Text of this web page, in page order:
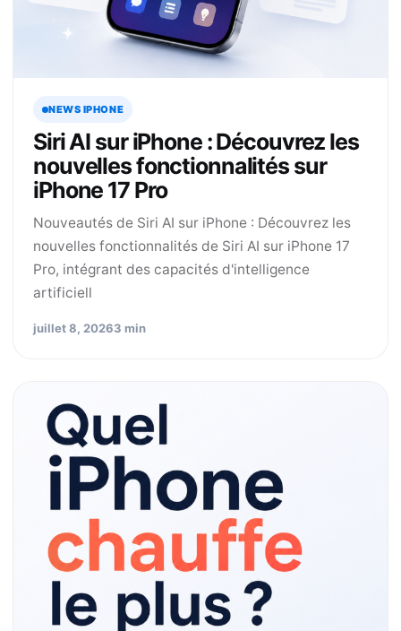
NEWS IPHONE
Siri AI sur iPhone : Découvrez les
nouvelles fonctionnalités sur
iPhone 17 Pro
Nouveautés de Siri AI sur iPhone : Découvrez les
nouvelles fonctionnalités de Siri AI sur iPhone 17
Pro, intégrant des capacités d'intelligence
artificiell
juillet 8, 20263 min